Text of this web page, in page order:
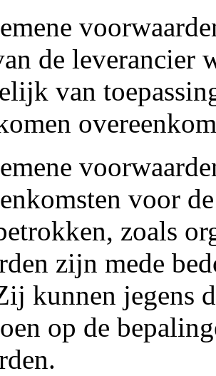
de leverancier
van
voor
zoals
zijn mede
kunnen jegens
op de